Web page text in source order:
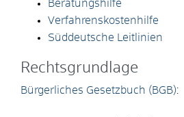
Beratungshilfe
Verfahrenskostenhilfe
Süddeutsche Leitlinien
Rechtsgrundlage
Bürgerliches Gesetzbuch (BGB):